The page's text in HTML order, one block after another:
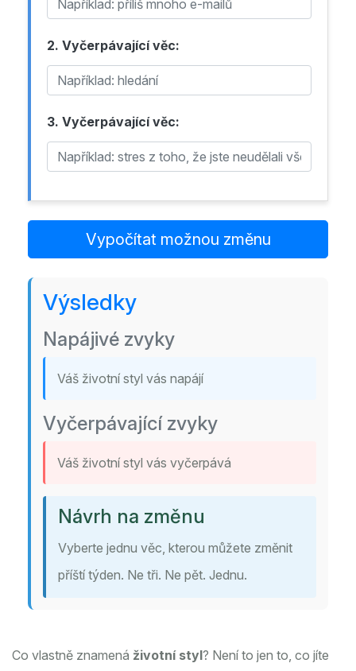
2. Vyčerpávající věc:
3. Vyčerpávající věc:
Vypočítat možnou změnu
Výsledky
Napájivé zvyky
Váš životní styl vás napájí
Vyčerpávající zvyky
Váš životní styl vás vyčerpává
Návrh na změnu
Vyberte jednu věc, kterou můžete změnit
příští týden. Ne tři. Ne pět. Jednu.
Co vlastně znamená životní styl? Není to jen to, co jíte